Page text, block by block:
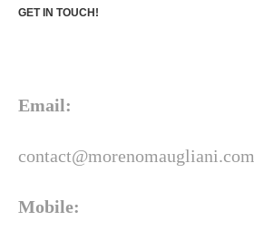
GET IN TOUCH!
Email:
contact@morenomaugliani.com
Mobile: